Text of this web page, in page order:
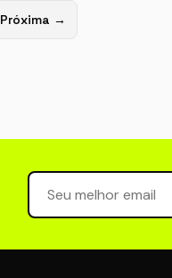
Próxima →
Seu email para